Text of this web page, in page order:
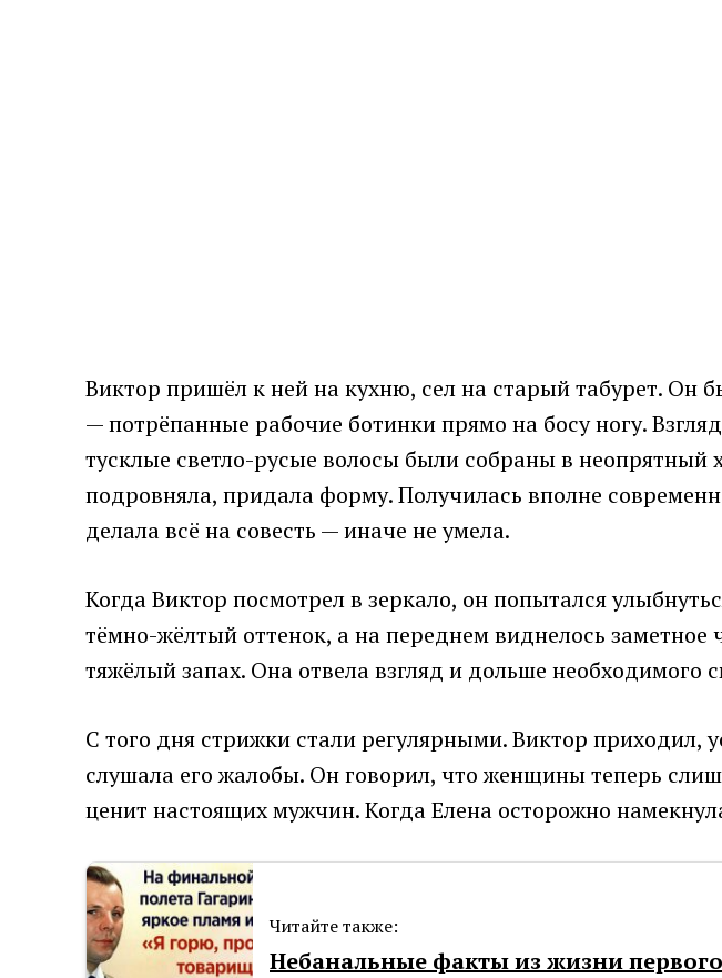
Виктор пришёл к ней на кухню, сел на старый табурет. Он
— потрёпанные рабочие ботинки прямо на босу ногу.
тусклые светло-русые волосы были собраны в неопрятный
подровняла, придала форму. Получилась вполне
делала всё на совесть — иначе не умела.
Когда Виктор посмотрел в зеркало, он попытался
тёмно-жёлтый оттенок, а на переднем виднелось
тяжёлый запах. Она отвела взгляд и дольше необходимого
С того дня стрижки стали регулярными. Виктор приходил,
слушала его жалобы. Он говорил, что женщины теперь
ценит настоящих мужчин. Когда Елена осторожно
Читайте также:
Небанальные факты из жизни